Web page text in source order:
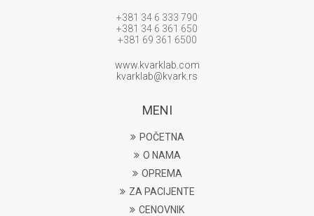
+381 34 6 333 790
+381 34 6 361 650
+381 69 361 6500
www.kvarklab.com
kvarklab@kvark.rs
MENI
POČETNA
O NAMA
OPREMA
ZA PACIJENTE
CENOVNIK